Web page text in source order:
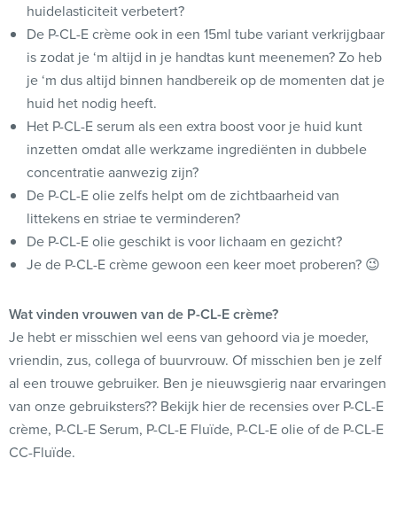
huidelasticiteit verbetert?
De P-CL-E crème ook in een 15ml tube variant verkrijgbaar
is zodat je ‘m altijd in je handtas kunt meenemen? Zo heb
je ‘m dus altijd binnen handbereik op de momenten dat je
huid het nodig heeft.
Het P-CL-E serum als een extra boost voor je huid kunt
inzetten omdat alle werkzame ingrediënten in dubbele
concentratie aanwezig zijn?
De P-CL-E olie zelfs helpt om de zichtbaarheid van
littekens en striae te verminderen?
De P-CL-E olie geschikt is voor lichaam en gezicht?
Je de P-CL-E crème gewoon een keer moet proberen? 😉
Wat vinden vrouwen van de P-CL-E crème?
Je hebt er misschien wel eens van gehoord via je moeder,
vriendin, zus, collega of buurvrouw. Of misschien ben je zelf
al een trouwe gebruiker. Ben je nieuwsgierig naar ervaringen
van onze gebruiksters?? Bekijk hier de recensies over P-CL-E
crème, P-CL-E Serum, P-CL-E Fluïde, P-CL-E olie of de P-CL-E
CC-Fluïde.